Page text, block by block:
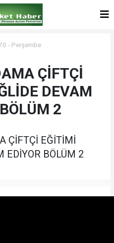
- Perşembe
ÇİFTÇİ
DEVAM
2
ÇİFTÇİ EĞİTİMİ
EDİYOR BÖLÜM 2